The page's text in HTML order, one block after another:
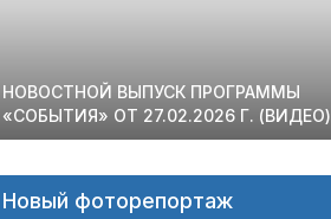
НОВОСТНОЙ ВЫПУСК ПРОГРАММЫ
«СОБЫТИЯ» ОТ 27.02.2026 Г. (ВИДЕО)
Новый фоторепортаж